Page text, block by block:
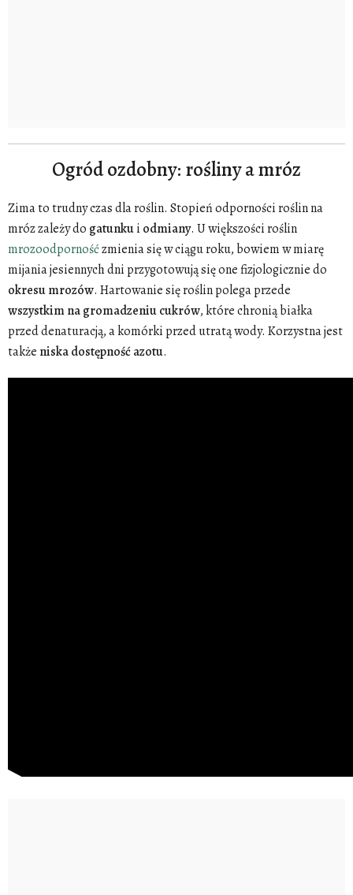
Ogród ozdobny: rośliny a mróz
Zima to trudny czas dla roślin. Stopień odporności roślin na
mróz zależy do gatunkui odmiany. U większości roślin
mrozoodpornośćzmienia się w ciągu roku, bowiem w miarę
mijania jesiennych dni przygotowują się one fizjologicznie do
okresumrozów. Hartowanie się roślin polega przede
wszystkimnagromadzeniu cukrów, które chronią białka
przed denaturacją, a komórki przed utratą wody. Korzystna jest
także niskadostępność azotu.